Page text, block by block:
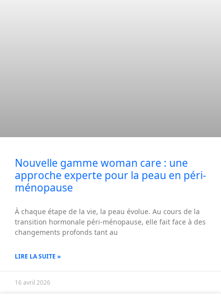
Nouvelle gamme woman care : une
approche experte pour la peau en péri-
ménopause
À chaque étape de la vie, la peau évolue. Au cours de la
transition hormonale péri-ménopause, elle fait face à des
changements profonds tant au
LIRE LA SUITE »
16 avril 2026